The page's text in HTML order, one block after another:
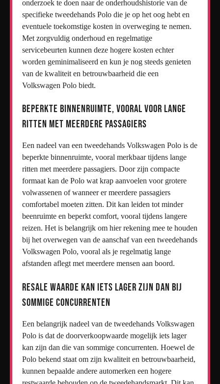
onderzoek te doen naar de onderhoudshistorie van de
specifieke tweedehands Polo die je op het oog hebt en
eventuele toekomstige kosten in overweging te nemen.
Met zorgvuldig onderhoud en regelmatige
servicebeurten kunnen deze hogere kosten echter
worden geminimaliseerd en kun je nog steeds genieten
van de kwaliteit en betrouwbaarheid die een
Volkswagen Polo biedt.
Beperkte binnenruimte, vooral voor lange
ritten met meerdere passagiers
Een nadeel van een tweedehands Volkswagen Polo is de
beperkte binnenruimte, vooral merkbaar tijdens lange
ritten met meerdere passagiers. Door zijn compacte
formaat kan de Polo wat krap aanvoelen voor grotere
volwassenen of wanneer er meerdere passagiers
comfortabel moeten zitten. Dit kan leiden tot minder
beenruimte en beperkt comfort, vooral tijdens langere
reizen. Het is belangrijk om hier rekening mee te houden
bij het overwegen van de aanschaf van een tweedehands
Volkswagen Polo, vooral als je regelmatig lange
afstanden aflegt met meerdere mensen aan boord.
Resale waarde kan iets lager zijn dan bij
sommige concurrenten
Een belangrijk nadeel van de tweedehands Volkswagen
Polo is dat de doorverkoopwaarde mogelijk iets lager
kan zijn dan die van sommige concurrenten. Hoewel de
Polo bekend staat om zijn kwaliteit en betrouwbaarheid,
kunnen bepaalde andere automerken een hogere